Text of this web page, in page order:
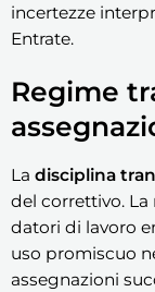
incertezze
Entrate.
Regime
La disciplina
del correttivo.
datori di lavoro
uso promiscuo
assegnazioni